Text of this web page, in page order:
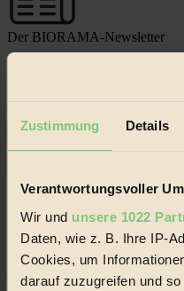
Zustimmung Details
Verantwortungsvoller
Wir und unsere 1022
Daten, wie z. B. Ihre IP-
Cookies, um
darauf zuzugreifen und
Der BIORAMA-Newsletter
BIORAMA-Magazin per E-
Jetzt eintragen:
© 2026 Biorama GmbH